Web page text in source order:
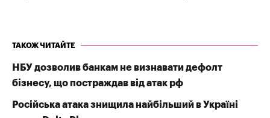
ТАКОЖ ЧИТАЙТЕ
НБУ дозволив банкам не визнавати дефолт
бізнесу, що постраждав від атак рф
Російська атака знищила найбільший в Україні